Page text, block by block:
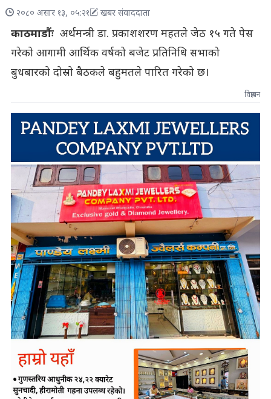
२०८० असार १३, ०५:२१ खबर संवाददाता
काठमाडौंः अर्थमन्त्री डा. प्रकाशशरण महतले जेठ १५ गते पेस
गरेको आगामी आर्थिक वर्षको बजेट प्रतिनिधि सभाको
बुधबारको दोस्रो बैठकले बहुमतले पारित गरेको छ।
विज्ञापन